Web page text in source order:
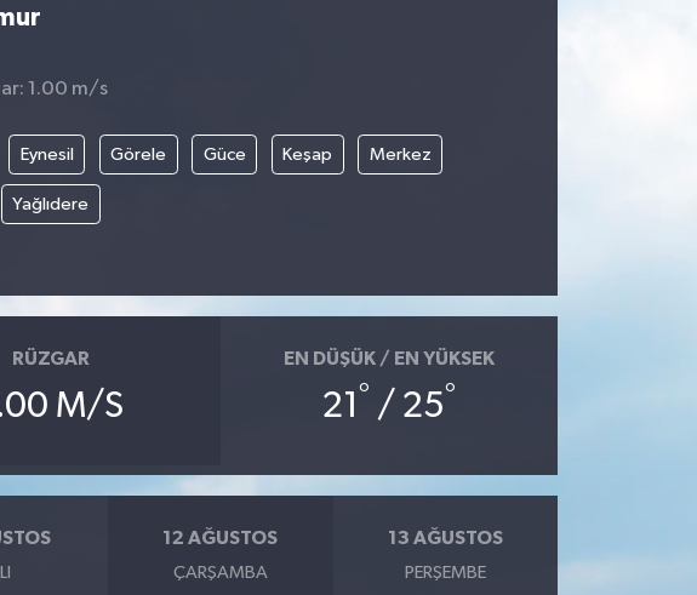
1.00 m/s
Eynesil Görele Güce Keşap Merkez
Yağlıdere
RÜZGAR
M/S
EN DÜŞÜK / EN YÜKSEK
21° / 25°
12 AĞUSTOS
ÇARŞAMBA
13 AĞUSTOS
PERŞEMBE